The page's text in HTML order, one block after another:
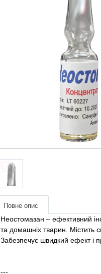
Повне опис
Неостомазан – ефективний
та домашніх тварин. Містить
Забезпечує швидкий ефект і
---